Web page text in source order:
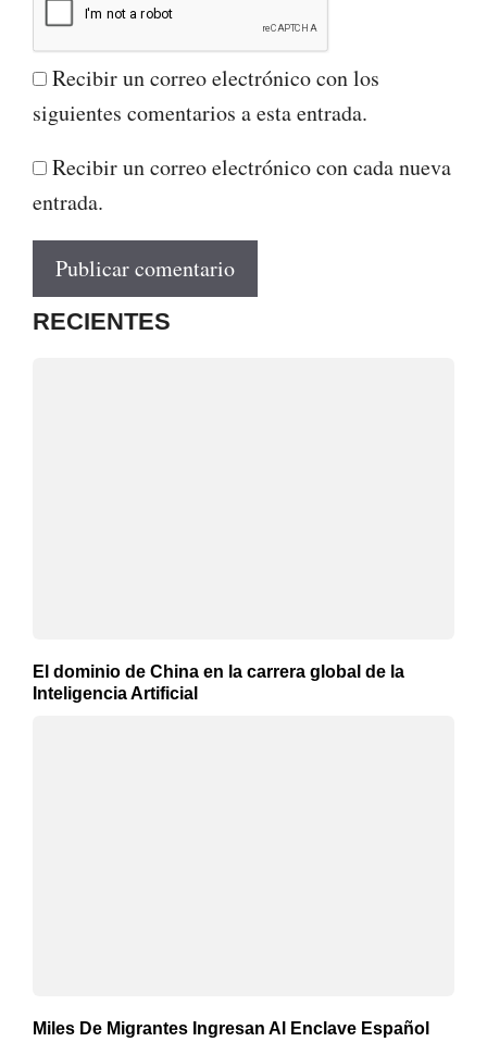
Recibir un correo electrónico con los
siguientes comentarios a esta entrada.
Recibir un correo electrónico con cada nueva
entrada.
RECIENTES
El dominio de China en la carrera global de la
Inteligencia Artificial
Miles De Migrantes Ingresan Al Enclave Español